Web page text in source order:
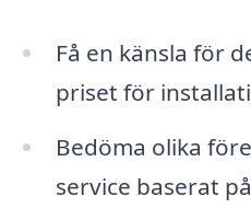
Få en känsla för
priset för
Bedöma olika
service baserat